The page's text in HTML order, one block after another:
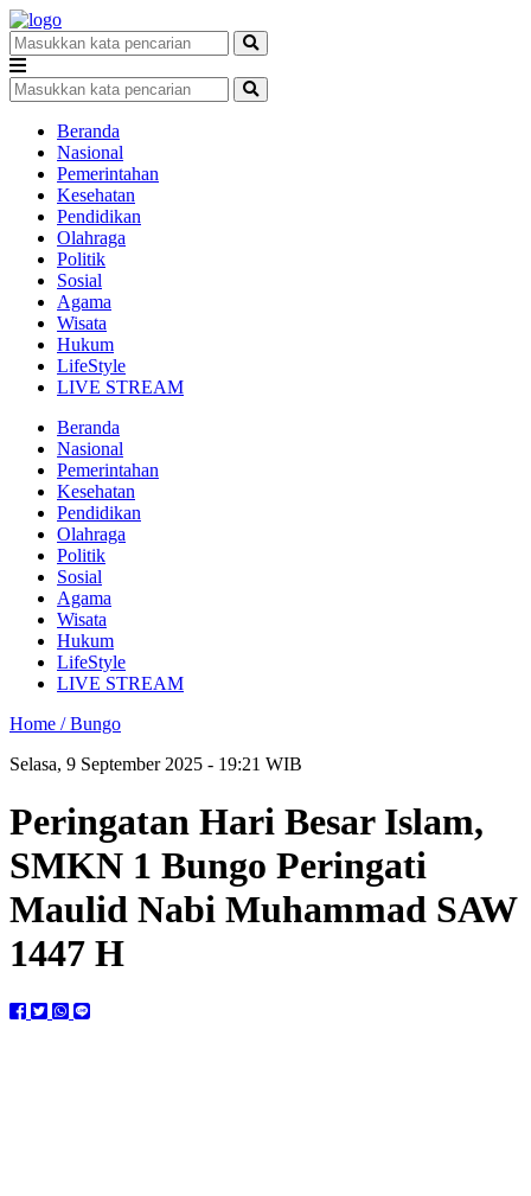
Beranda
Nasional
Pemerintahan
Kesehatan
Pendidikan
Olahraga
Politik
Sosial
Agama
Wisata
Hukum
LifeStyle
LIVE STREAM
Beranda
Nasional
Pemerintahan
Kesehatan
Pendidikan
Olahraga
Politik
Sosial
Agama
Wisata
Hukum
LifeStyle
LIVE STREAM
Home /Bungo
Selasa, 9 September 2025 - 19:21 WIB
Peringatan Hari Besar Islam,
SMKN 1 Bungo Peringati
Maulid Nabi Muhammad SAW
1447 H